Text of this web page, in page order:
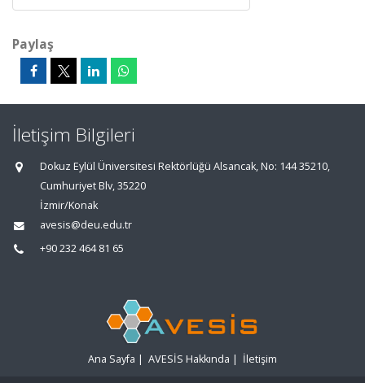
Paylaş
İletişim Bilgileri
Dokuz Eylül Üniversitesi Rektörlüğü Alsancak, No: 144 35210,
Cumhuriyet Blv, 35220
İzmir/Konak
avesis@deu.edu.tr
+90 232 464 81 65
Ana Sayfa | AVESİS Hakkında | İletişim